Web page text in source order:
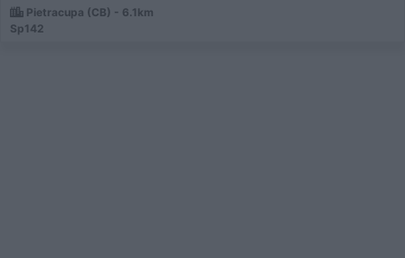
Pietracupa (CB) - 6.1km
Sp142